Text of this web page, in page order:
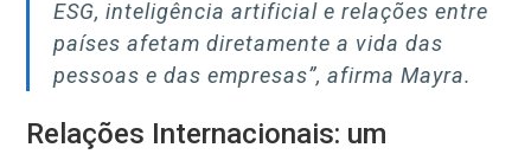
ESG, inteligência artificial e relações entre
países afetam diretamente a vida das
pessoas e das empresas”, afirma Mayra.
Relações Internacionais: um